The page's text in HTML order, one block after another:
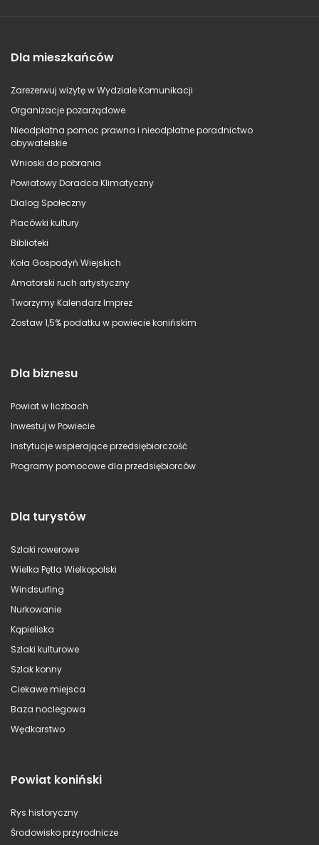
Dla mieszkańców
Zarezerwuj wizytę w Wydziale Komunikacji
Organizacje pozarządowe
Nieodpłatna pomoc prawna i nieodpłatne poradnictwo
obywatelskie
Wnioski do pobrania
Powiatowy Doradca Klimatyczny
Dialog Społeczny
Placówki kultury
Biblioteki
Koła Gospodyń Wiejskich
Amatorski ruch artystyczny
Tworzymy Kalendarz Imprez
Zostaw 1,5% podatku w powiecie konińskim
Dla biznesu
Powiat w liczbach
Inwestuj w Powiecie
Instytucje wspierające przedsiębiorczość
Programy pomocowe dla przedsiębiorców
Dla turystów
Szlaki rowerowe
Wielka Pętla Wielkopolski
Windsurfing
Nurkowanie
Kąpieliska
Szlaki kulturowe
Szlak konny
Ciekawe miejsca
Baza noclegowa
Wędkarstwo
Powiat koniński
Rys historyczny
Środowisko przyrodnicze